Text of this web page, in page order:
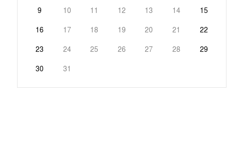
9 10 11 12 13 14 15
16 17 18 19 20 21 22
23 24 25 26 27 28 29
30 31